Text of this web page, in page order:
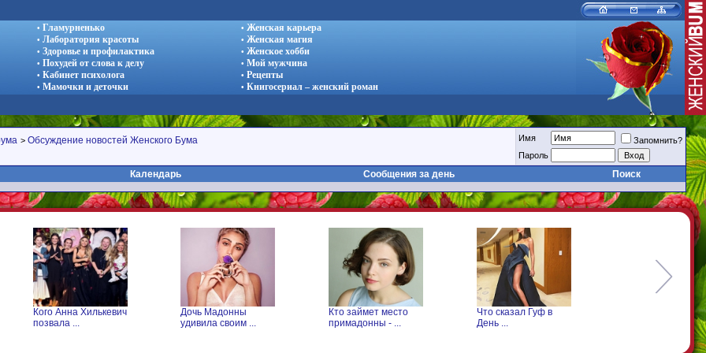
• Гламурненько
• Лаборатория красоты
• Здоровье и профилактика
• Похудей от слова к делу
• Кабинет психолога
• Мамочки и деточки
• Женская карьера
• Женская магия
• Женское хобби
• Мой мужчина
• Рецепты
• Книгосериал – женский роман
> Обсуждение новостей Женского Бума Имя
Запомнить?
Пароль
Календарь Сообщения за день Поиск
Кого Анна Хилькевич
позвала ...
Дочь Мадонны
удивила своим ...
Кто займет место
примадонны - ...
Что сказал Гуф в
День ...
Что произошло с
Леонтьевым на ...